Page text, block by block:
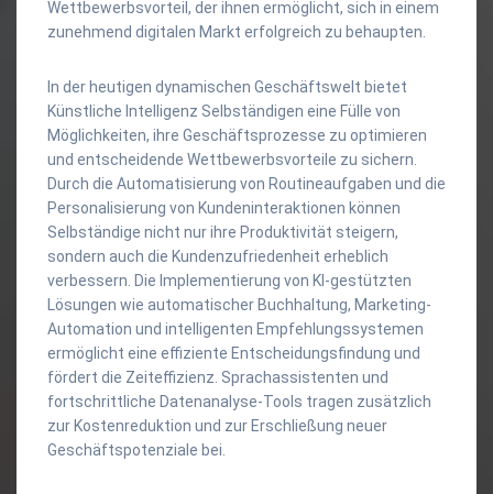
Wettbewerbsvorteil, der ihnen ermöglicht, sich in einem
zunehmend digitalen Markt erfolgreich zu behaupten.
In der heutigen dynamischen Geschäftswelt bietet
Künstliche Intelligenz Selbständigen eine Fülle von
Möglichkeiten, ihre Geschäftsprozesse zu optimieren
und entscheidende Wettbewerbsvorteile zu sichern.
Durch die Automatisierung von Routineaufgaben und die
Personalisierung von Kundeninteraktionen können
Selbständige nicht nur ihre Produktivität steigern,
sondern auch die Kundenzufriedenheit erheblich
verbessern. Die Implementierung von KI-gestützten
Lösungen wie automatischer Buchhaltung, Marketing-
Automation und intelligenten Empfehlungssystemen
ermöglicht eine effiziente Entscheidungsfindung und
fördert die Zeiteffizienz. Sprachassistenten und
fortschrittliche Datenanalyse-Tools tragen zusätzlich
zur Kostenreduktion und zur Erschließung neuer
Geschäftspotenziale bei.